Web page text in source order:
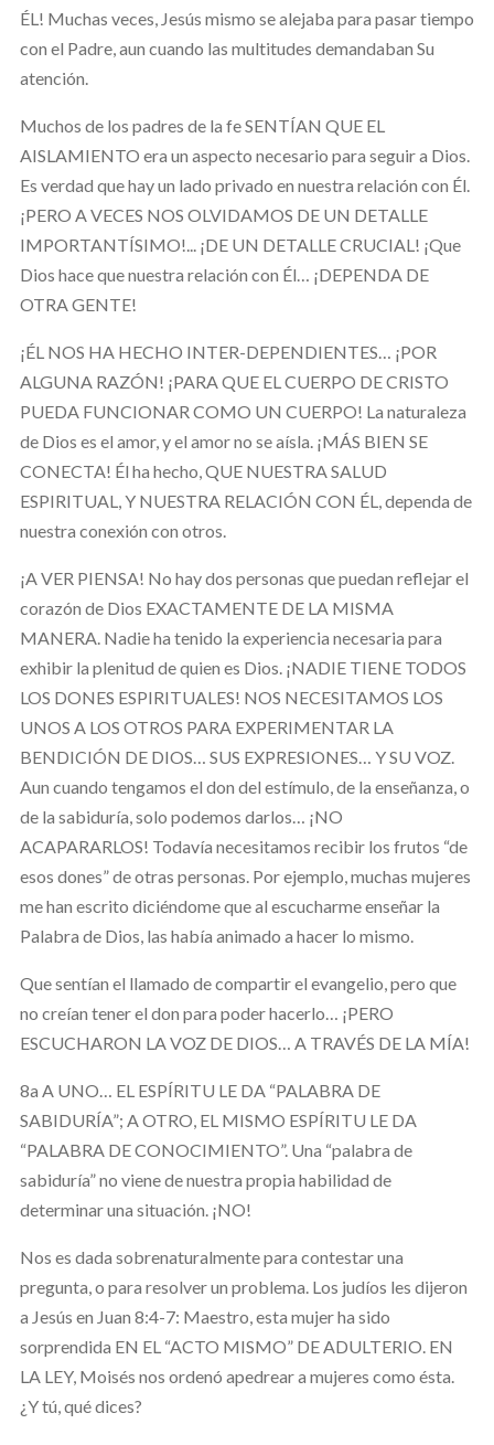
ÉL! Muchas veces, Jesús mismo se alejaba para pasar tiempo
con el Padre, aun cuando las multitudes demandaban Su
atención.
Muchos de los padres de la fe SENTÍAN QUE EL
AISLAMIENTO era un aspecto necesario para seguir a Dios.
Es verdad que hay un lado privado en nuestra relación con Él.
¡PERO A VECES NOS OLVIDAMOS DE UN DETALLE
IMPORTANTÍSIMO!... ¡DE UN DETALLE CRUCIAL! ¡Que
Dios hace que nuestra relación con Él… ¡DEPENDA DE
OTRA GENTE!
¡ÉL NOS HA HECHO INTER-DEPENDIENTES… ¡POR
ALGUNA RAZÓN! ¡PARA QUE EL CUERPO DE CRISTO
PUEDA FUNCIONAR COMO UN CUERPO! La naturaleza
de Dios es el amor, y el amor no se aísla. ¡MÁS BIEN SE
CONECTA! Él ha hecho, QUE NUESTRA SALUD
ESPIRITUAL, Y NUESTRA RELACIÓN CON ÉL, dependa de
nuestra conexión con otros.
¡A VER PIENSA! No hay dos personas que puedan reflejar el
corazón de Dios EXACTAMENTE DE LA MISMA
MANERA. Nadie ha tenido la experiencia necesaria para
exhibir la plenitud de quien es Dios. ¡NADIE TIENE TODOS
LOS DONES ESPIRITUALES! NOS NECESITAMOS LOS
UNOS A LOS OTROS PARA EXPERIMENTAR LA
BENDICIÓN DE DIOS… SUS EXPRESIONES… Y SU VOZ.
Aun cuando tengamos el don del estímulo, de la enseñanza, o
de la sabiduría, solo podemos darlos… ¡NO
ACAPARARLOS! Todavía necesitamos recibir los frutos “de
esos dones” de otras personas. Por ejemplo, muchas mujeres
me han escrito diciéndome que al escucharme enseñar la
Palabra de Dios, las había animado a hacer lo mismo.
Que sentían el llamado de compartir el evangelio, pero que
no creían tener el don para poder hacerlo… ¡PERO
ESCUCHARON LA VOZ DE DIOS… A TRAVÉS DE LA MÍA!
8a A UNO… EL ESPÍRITU LE DA “PALABRA DE
SABIDURÍA”; A OTRO, EL MISMO ESPÍRITU LE DA
“PALABRA DE CONOCIMIENTO”. Una “palabra de
sabiduría” no viene de nuestra propia habilidad de
determinar una situación. ¡NO!
Nos es dada sobrenaturalmente para contestar una
pregunta, o para resolver un problema. Los judíos les dijeron
a Jesús en Juan 8:4-7: Maestro, esta mujer ha sido
sorprendida EN EL “ACTO MISMO” DE ADULTERIO. EN
LA LEY, Moisés nos ordenó apedrear a mujeres como ésta.
¿Y tú, qué dices?